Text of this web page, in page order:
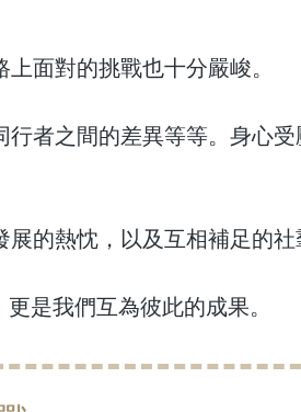
面對的挑戰也十分嚴峻。
者之間的差異等等。身心
的熱忱，以及互相補足的社
是我們互為彼此的成果。